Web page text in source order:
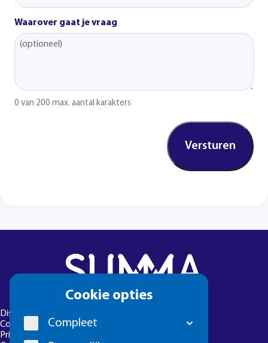
Cookie opties
Compleet
Waarover gaat je vraag
0 van 200 max. aantal karakters
Disclaimer
Colofon
Privacyverklaring